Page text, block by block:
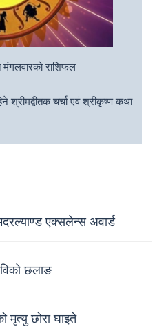
राशिफल
श्रीमद्बीतक चर्चा एवं श्रीकृष्ण कथा
एक्सलेन्स अवार्ड
छलाङ
मृत्यु छोरा घाइते